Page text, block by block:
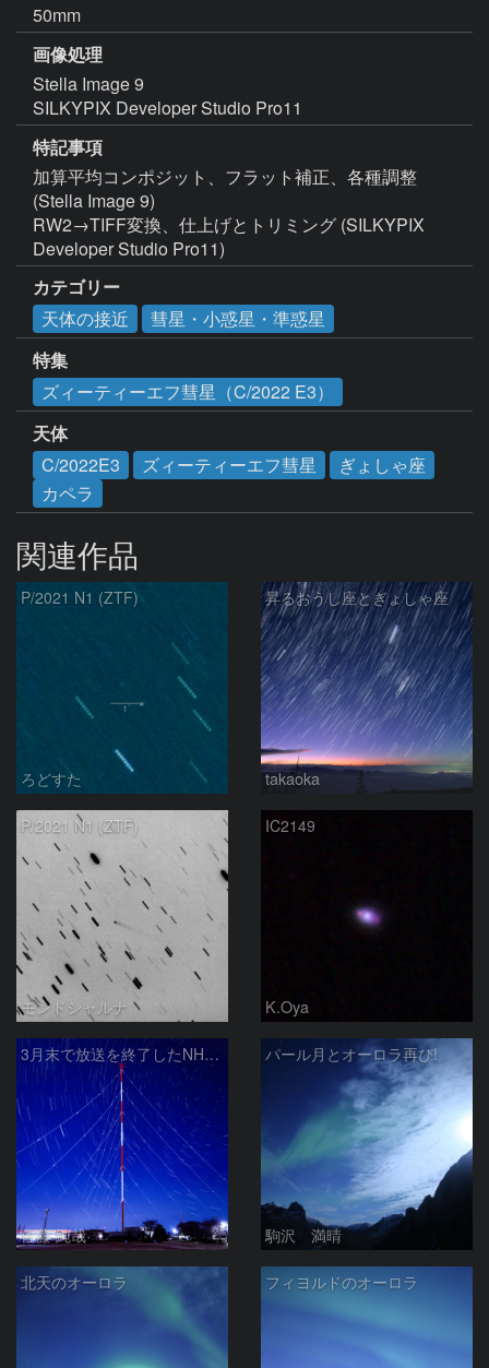
50mm
画像処理
Stella Image 9
SILKYPIX Developer Studio Pro11
特記事項
加算平均コンポジット、フラット補正、各種調整
(Stella Image 9)
RW2→TIFF変換、仕上げとトリミング (SILKYPIX
Developer Studio Pro11)
カテゴリー
天体の接近
彗星・小惑星・準惑星
特集
ズィーティーエフ彗星（C/2022 E3）
天体
C/2022E3
ズィーティーエフ彗星
ぎょしゃ座
カペラ
関連作品
P/2021 N1 (ZTF)
ろどすた
昇るおうし座とぎょしゃ座
takaoka
P/2021 N1 (ZTF)
モンドシャルナ
IC2149
K.Oya
3月末で放送を終了したNHKラジオ第2放送の送信アンテナと星空
佐藤 純哉
パール月とオーロラ再び!
駒沢 満晴
北天のオーロラ フィヨルドのオーロラ